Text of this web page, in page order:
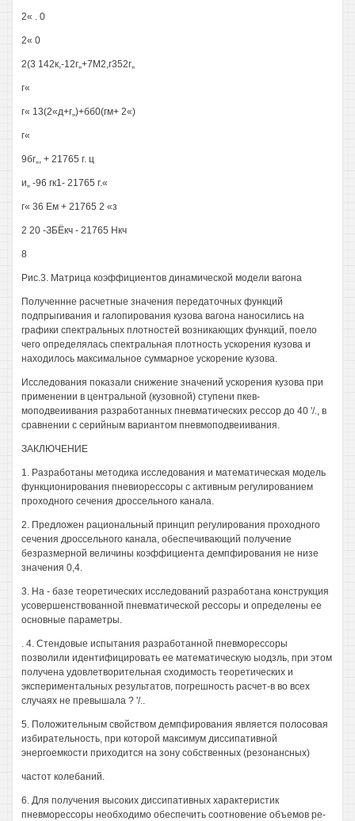
2« . 0
2« 0
2(3 142к,-12г„+7М2,г352г„
г«
г« 13(2«д+г„)+бб0(гм+ 2«)
г«
9бг„, + 21765 г. ц
и„ -96 гк1- 21765 г.«
г« 36 Ем + 21765 2 «з
2 20 -ЗБЁкч - 21765 Нкч
8
Рис.3. Матрица коэффициентов динамической модели вагона
Полученнне расчетные значения передаточных функций
подпрыгивания и галопирования кузова вагона наносились на
графики спектральных плотностей возникающих функций, поело
чего определялась спектральная плотность ускорения кузова и
находилось максимальное суммарное ускорение кузова.
Исследования показали снижение значений ускорения кузова при
применении в центральной (кузовной) ступени пкев-
моподвеиивания разработанных пневматических рессор до 40 '/., в
сравнении с серийным вариантом пневмоподвеиивания.
ЗАКЛЮЧЕНИЕ
1. Разработаны методика исследования и математическая модель
функционирования пневиорессоры с активным регулированием
проходного сечения дроссельного канала.
2. Предложен рациональный принцип регулирования проходного
сечения дроссельного канала, обеспечивающий получение
безразмерной величины коэффициента демпфирования не низе
значения 0,4.
3. На - базе теоретических исследований разработана конструкция
усовершенствованной пневматической рессоры и определены ее
основные параметры.
. 4. Стендовые испытания разработанной пневморессоры
позволили идентифицировать ее математическую ыодзль, при этом
получена удовлетворительная сходимость теоретических и
экспериментальных результатов, погрешность расчет-в во всех
случаях не превышала ? '/..
5. Положительным свойством демпфирования является полосовая
избирательность, при которой максимум диссипативной
энергоемкости приходится на зону собственных (резонансных)
частот колебаний.
6. Для получения высоких диссипативных характеристик
пневморессоры необходимо обеспечить соотновение объемов ре-